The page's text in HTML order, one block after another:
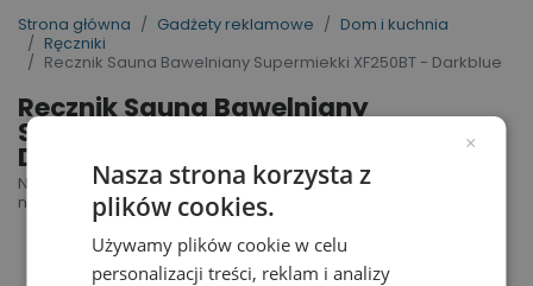
Strona główna Gadżety reklamowe
Dom i kuchnia
Ręczniki
Recznik Sauna Bawelniany Supermiekki XF250BT - Darkblue
Recznik Sauna Bawelniany
Supermiekki XF250BT -
Darkblue
New Generation Sauna Towel | nr art.: XF250BT |
nr art. producenta: 117049
×
Nasza strona korzysta z
plików cookies.
Używamy plików cookie w celu
personalizacji treści, reklam i analizy